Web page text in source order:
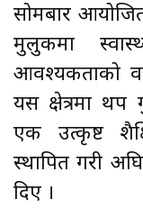
सोमबार
मुलुकमा
आवश्यकताको
यस क्षेत्रमा थप
एक उत्कृष्ट
स्थापित गरी
दिए ।